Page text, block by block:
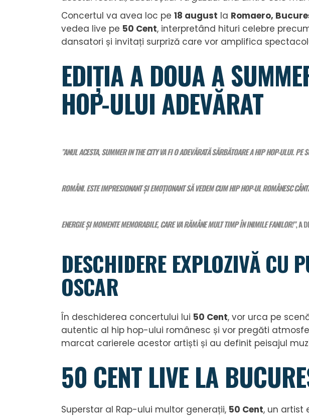
Concertul va avea loc pe 18 august la Romaero,
vedea live pe 50 Cent, interpretând hituri celebre precum
dansatori și invitați surpriză care vor amplifica
EDIȚIA A DOUA A
HOP-ULUI ADEVĂRAT
”ANUL ACESTA, SUMMER IN THE CITY VA FI O ADEVĂRATĂ SĂRBĂTOARE A HIP HOP-ULUI.
ROMÂNI. ESTE IMPRESIONANT ȘI EMOȚIONANT SĂ VEDEM CUM HIP HOP-UL ROMÂNESC
ENERGIE ȘI MOMENTE MEMORABILE, CARE VA RĂMÂNE MULT TIMP ÎN INIMILE FANILOR!”, A
DESCHIDERE EXPLOZIVĂ CU
OSCAR
În deschiderea concertului lui 50 Cent, vor urca pe
autentic al hip hop-ului românesc și vor pregăti
marcat carierele acestor artiști și au definit peisajul
50 CENT LIVE LA
Superstar al Rap-ului multor generații, 50 Cent, un artist